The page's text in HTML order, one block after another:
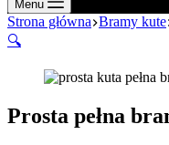
Menu
Strona główna Bramy kute
🔍
Prosta pełna